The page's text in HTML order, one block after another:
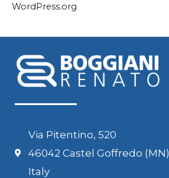
WordPress.org
Via Pitentino, 520
46042 Castel Goffredo (MN)
Italy